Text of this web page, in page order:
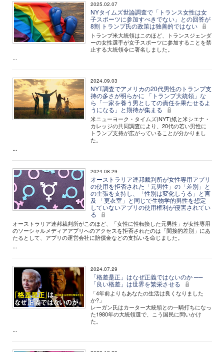
2025.02.07
NYタイムズ世論調査で「トランス女性は女
子スポーツに参加すべきでない」との回答が
8割 トランプ氏の政策は独善的ではない
トランプ米大統領はこのほど、トランスジェンダ
ーの女性選手が女子スポーツに参加することを禁
止する大統領令に署名しました。
...
2024.09.03
NYT調査でアメリカの20代男性のトランプ支
持の多さが明らかに 「トランプ大統領」な
ら「一家を養う男としての責任を果たせるよ
うになる」と期待が集まる
米ニューヨーク・タイムズ(NYT)紙と米シエナ・
カレッジの共同調査により、20代の若い男性に
トランプ支持が広がっていることが分かりまし
た。
...
2024.08.29
オーストラリア連邦裁判所が女性専用アプリ
の使用を拒否された「元男性」の「差別」と
の主張を支持し、「性別は変化しうる」と言
及 「更衣室」と同じで生物学的男性を想定
していないアプリの使用権利が侵害されてい
る
オーストラリア連邦裁判所がこのほど、「女性に性転換した元男性」が女性専用
のソーシャルメディアアプリへのアクセスを拒否されたのは「間接的差別」にあ
たるとして、アプリの運営会社に賠償金などの支払いを命じました。
...
2024.07.29
「格差是正」はなぜ正義ではないのか ──
「良い格差」は世界を繁栄させる
「4年前よりもあなたの生活は良くなりました
か?」
レーガン氏はカーター大統領との一騎打ちになっ
た1980年の大統領選で、こう国民に問いかけ
た。
...